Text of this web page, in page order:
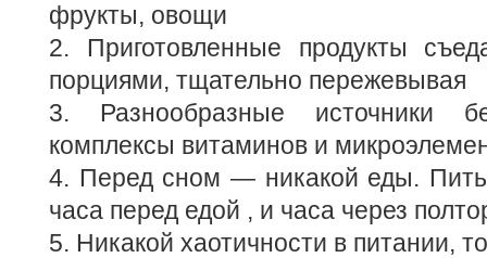
фрукты, овощи
2. Приготовленные продукты
порциями, тщательно пережевывая
3. Разнообразные источники
комплексы витаминов и
4. Перед сном — никакой еды. Пить
часа перед едой , и часа через
5. Никакой хаотичности в питании,